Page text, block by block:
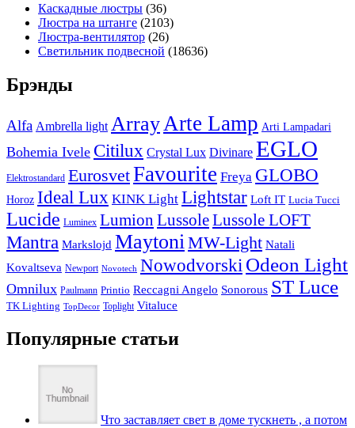
Каскадные люстры (36)
Люстра на штанге (2103)
Люстра-вентилятор (26)
Светильник подвесной (18636)
Брэнды
Alfa Ambrella light Array Arte Lamp Arti Lampadari
Bohemia Ivele Citilux Crystal Lux Divinare EGLO
Elektrostandard EurosvetFavourite Freya GLOBO
Horoz Ideal Lux KINK Light Lightstar Loft IT Lucia Tucci
Lucide Luminex Lumion LussoleLussole LOFT
Mantra Markslojd Maytoni MW-Light Natali
Kovaltseva Newport Novotech Nowodvorski Odeon Light
Omnilux Paulmann Printio Reccagni Angelo Sonorous ST Luce
TK Lighting TopDecor Toplight Vitaluce
Популярные статьи
Что заставляет свет в доме тускнеть , а потом